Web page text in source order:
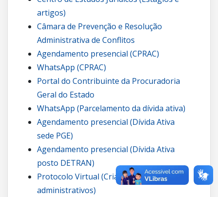
artigos)
Câmara de Prevenção e Resolução
Administrativa de Conflitos
Agendamento presencial (CPRAC)
WhatsApp (CPRAC)
Portal do Contribuinte da Procuradoria
Geral do Estado
WhatsApp (Parcelamento da dívida ativa)
Agendamento presencial (Dívida Ativa
sede PGE)
Agendamento presencial (Dívida Ativa
posto DETRAN)
Protocolo Virtual (Criação de processos
administrativos)